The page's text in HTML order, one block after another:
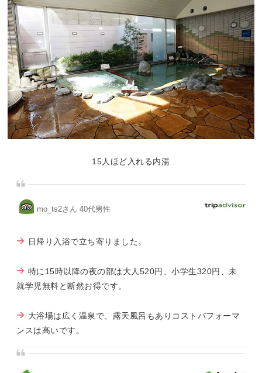
15人ほど入れる内湯
mo_ts2さん 40代男性
日帰り入浴で立ち寄りました。
特に15時以降の夜の部は大人520円、小学生320円、未
就学児無料と断然お得です。
大浴場は広く温泉で、露天風呂もありコストパフォーマ
ンスは高いです。